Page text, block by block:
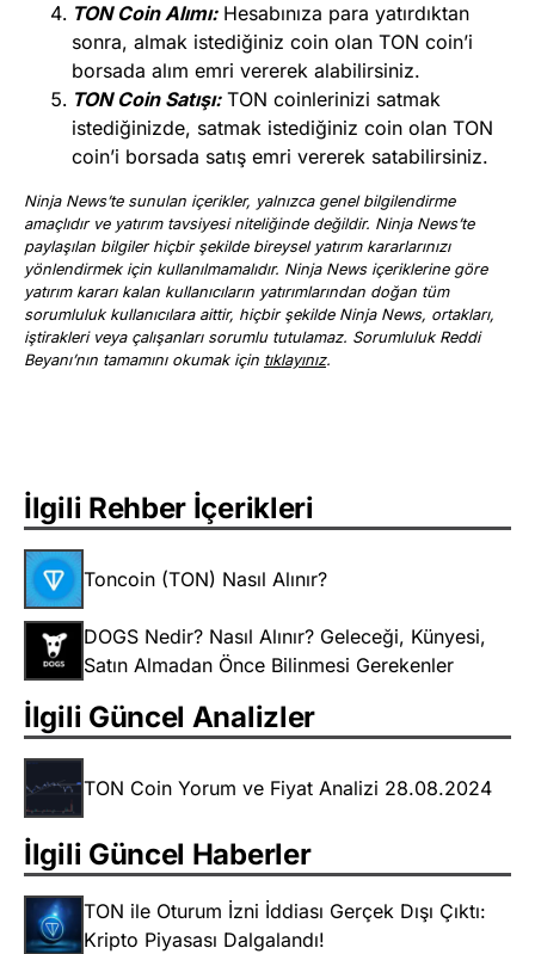
TON Coin Alımı: Hesabınıza para yatırdıktan
sonra, almak istediğiniz coin olan TON coin’i
borsada alım emri vererek alabilirsiniz.
TON Coin Satışı:TON coinlerinizi satmak
istediğinizde, satmak istediğiniz coin olan TON
coin’i borsada satış emri vererek satabilirsiniz.
Ninja News’te sunulan içerikler, yalnızca genel bilgilendirme
amaçlıdır ve yatırım tavsiyesi niteliğinde değildir. Ninja News’te
paylaşılan bilgiler hiçbir şekilde bireysel yatırım kararlarınızı
yönlendirmek için kullanılmamalıdır. Ninja News içeriklerine göre
yatırım kararı kalan kullanıcıların yatırımlarından doğan tüm
sorumluluk kullanıcılara aittir, hiçbir şekilde Ninja News, ortakları,
iştirakleri veya çalışanları sorumlu tutulamaz. Sorumluluk Reddi
Beyanı’nın tamamını okumak için tıklayınız.
İlgili Rehber İçerikleri
Toncoin (TON) Nasıl Alınır?
DOGS Nedir? Nasıl Alınır? Geleceği, Künyesi,
Satın Almadan Önce Bilinmesi Gerekenler
İlgili Güncel Analizler
TON Coin Yorum ve Fiyat Analizi 28.08.2024
İlgili Güncel Haberler
TON ile Oturum İzni İddiası Gerçek Dışı Çıktı:
Kripto Piyasası Dalgalandı!